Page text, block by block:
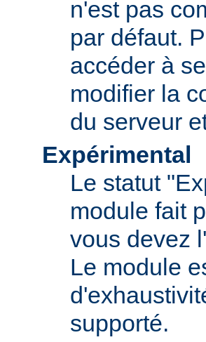
n'est pas
par défaut.
accéder à
modifier la
du serveur
Expérimental
Le statut
module fait
vous devez
Le module
supporté.